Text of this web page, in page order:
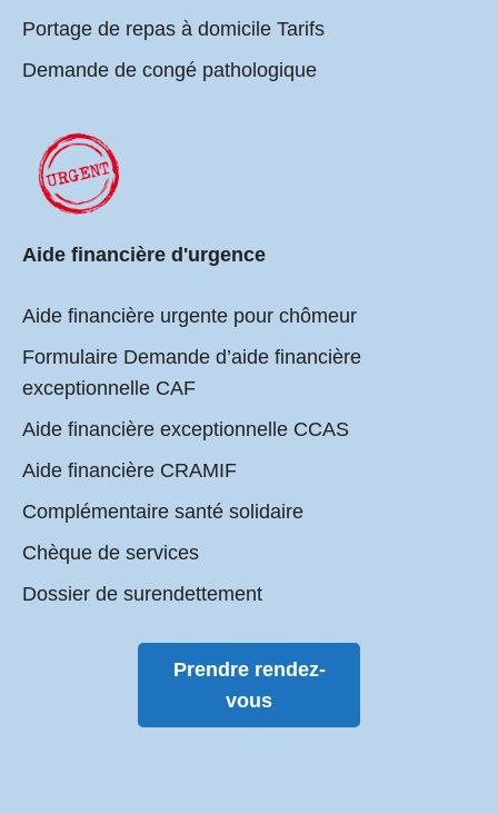
Portage de repas à domicile Tarifs
Demande de congé pathologique
Aide financière d'urgence
Aide financière urgente pour chômeur
Formulaire Demande d’aide financière
exceptionnelle CAF
Aide financière exceptionnelle CCAS
Aide financière CRAMIF
Complémentaire santé solidaire
Chèque de services
Dossier de surendettement
Prendre rendez-
vous